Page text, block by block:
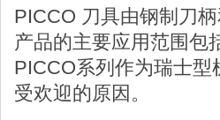
PICCO 刀具由钢制刀
产品的主要应用范围包
PICCO系列作为瑞士
受欢迎的原因。